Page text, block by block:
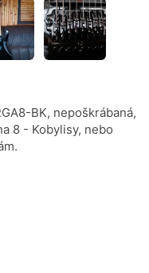
BK, nepoškrábaná,
8 - Kobylisy, nebo